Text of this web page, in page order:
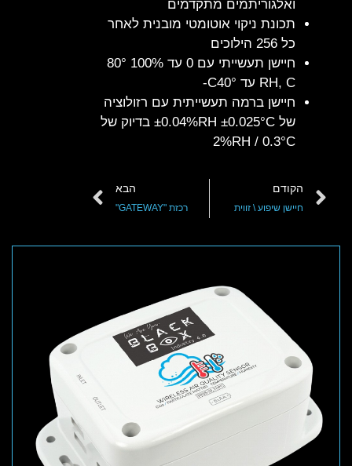
ואלגוריתמים מתקדמים
תכונת ניקוי אוטומטי מובנית לאחר
כל 256 הילוכים
חיישן תעשייתי עם 0 עד 100% 80°
RH, C עד C40°-
חיישן ברמה תעשייתית עם רזולוציה
של ±0.04%RH ±0.025°C בדיוק של
2%RH / 0.3°C
הקודם
חיישן שיפוע \ זווית
הבא
רכזת "GATEWAY"